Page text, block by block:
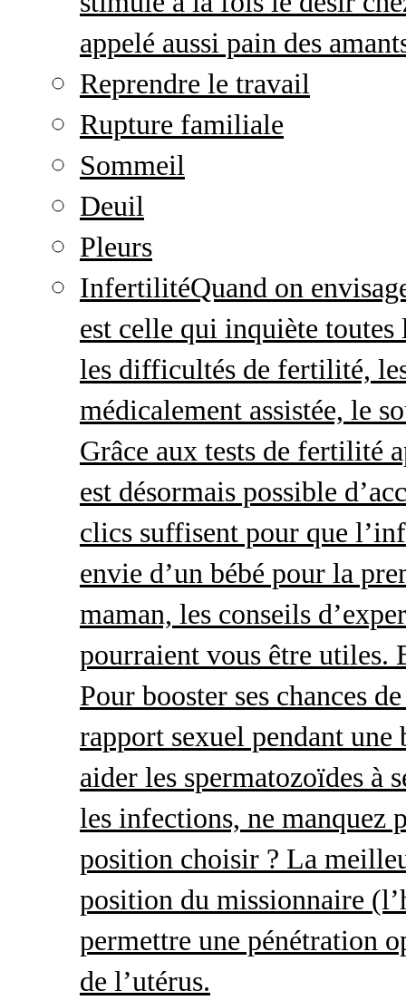
appelé aussi pain des
Reprendre le travail
Rupture familiale
Sommeil
Deuil
Pleurs
InfertilitéQuand on
est celle qui inquiète
les difficultés de fertilité,
médicalement assistée, le
Grâce aux tests de fertilité
est désormais possible
clics suffisent pour que
envie d’un bébé pour la
maman, les conseils
pourraient vous être utiles.
Pour booster ses chances
rapport sexuel pendant
aider les spermatozoïdes à
les infections, ne manquez
position choisir ? La
position du missionnaire
permettre une pénétration
de l’utérus.